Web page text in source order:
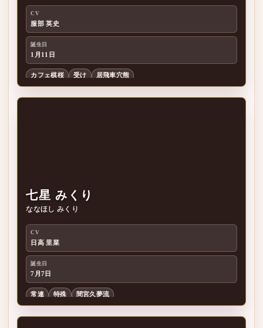
CV
服部 英史
誕生日
1月11日
カフェ棋桜 受け 居飛車穴熊
七星 みくり
ななほし みくり
CV
日高 里菜
誕生日
7月7日
常連 特殊 間宮久夢流